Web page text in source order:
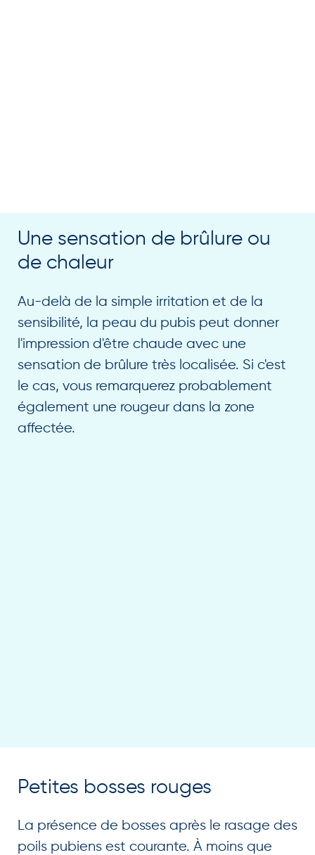
Une sensation de brûlure ou
de chaleur
Au-delà de la simple irritation et de la
sensibilité, la peau du pubis peut donner
l'impression d'être chaude avec une
sensation de brûlure très localisée. Si c'est
le cas, vous remarquerez probablement
également une rougeur dans la zone
affectée.
Petites bosses rouges
La présence de bosses après le rasage des
poils pubiens est courante. À moins que